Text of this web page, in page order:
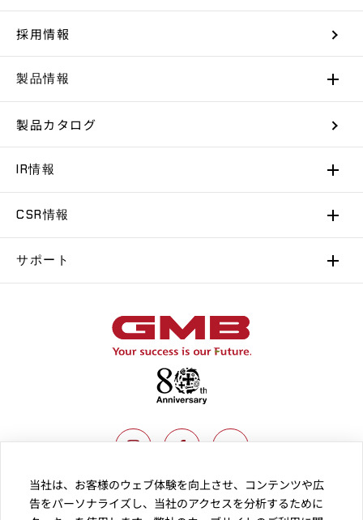
SUPPORT
採用情報
製品情報
製品カタログ
IR情報
CSR情報
サポート
当社は、お客様のウェブ体験を向上させ、コンテンツや広
告をパーソナライズし、当社のアクセスを分析するために